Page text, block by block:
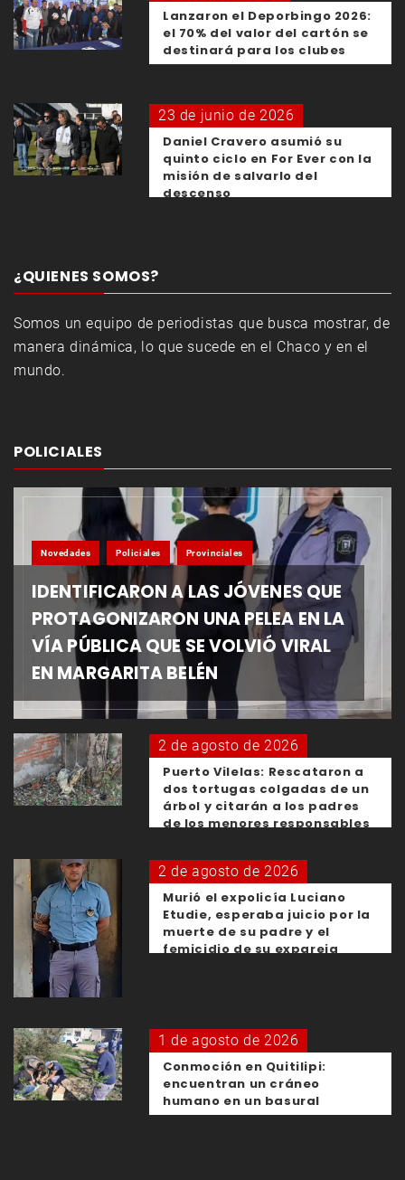
Lanzaron el Deporbingo 2026:
el 70% del valor del cartón se
destinará para los clubes
23 de junio de 2026
Daniel Cravero asumió su
quinto ciclo en For Ever con la
misión de salvarlo del
descenso
¿QUIENES SOMOS?
Somos un equipo de periodistas que busca mostrar, de
manera dinámica, lo que sucede en el Chaco y en el
mundo.
POLICIALES
Novedades Policiales Provinciales
IDENTIFICARON A LAS JÓVENES QUE
PROTAGONIZARON UNA PELEA EN LA
VÍA PÚBLICA QUE SE VOLVIÓ VIRAL
EN MARGARITA BELÉN
2 de agosto de 2026
Puerto Vilelas: Rescataron a
dos tortugas colgadas de un
árbol y citarán a los padres
de los menores responsables
2 de agosto de 2026
Murió el expolicía Luciano
Etudie, esperaba juicio por la
muerte de su padre y el
femicidio de su expareja
1 de agosto de 2026
Conmoción en Quitilipi:
encuentran un cráneo
humano en un basural